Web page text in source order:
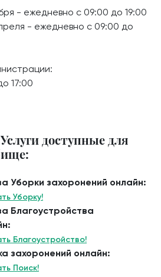
- ежедневно с 09:00 до 19:00
- ежедневно с 09:00 до
17:00
доступные для
Уборки захоронений онлайн:
Уборку!
Благоустройства
Благоустройство!
захоронений онлайн:
Поиск!